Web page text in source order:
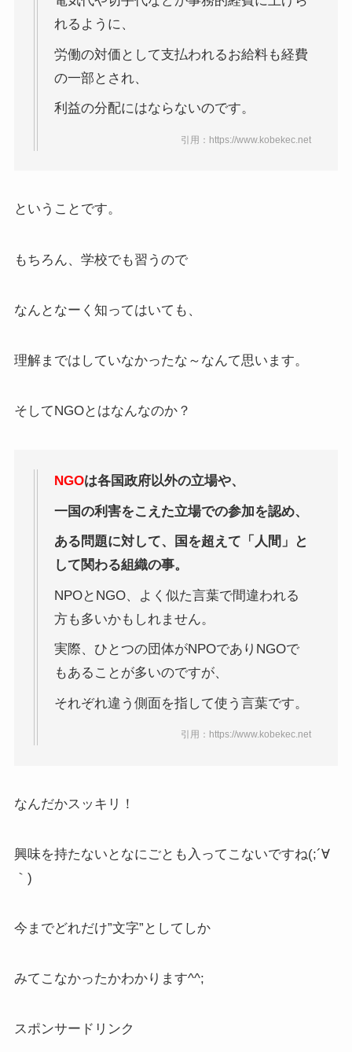
れるように、
労働の対価として支払われるお給料も経費
の一部とされ、
利益の分配にはならないのです。
引用：https://www.kobekec.net
ということです。
もちろん、学校でも習うので
なんとなーく知ってはいても、
理解まではしていなかったな～なんて思います。
そしてNGOとはなんなのか？
NGOは各国政府以外の立場や、
一国の利害をこえた立場での参加を認め、
ある問題に対して、国を超えて「人間」と
して関わる組織の事。
NPOとNGO、よく似た言葉で間違われる
方も多いかもしれません。
実際、ひとつの団体がNPOでありNGOで
もあることが多いのですが、
それぞれ違う側面を指して使う言葉です。
引用：https://www.kobekec.net
なんだかスッキリ！
興味を持たないとなにごとも入ってこないですね(;´∀
｀)
今までどれだけ”文字”としてしか
みてこなかったかわかります^^;
スポンサードリンク